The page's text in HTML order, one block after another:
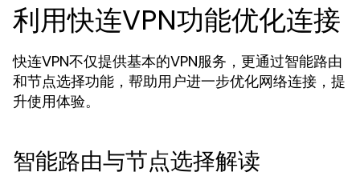
利用快连VPN功能优化连接
快连VPN不仅提供基本的VPN服务，更通过智能路由
和节点选择功能，帮助用户进一步优化网络连接，提
升使用体验。
智能路由与节点选择解读